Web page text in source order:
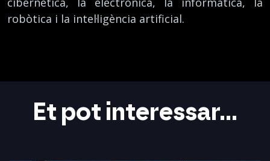
robòtica i la intel·ligència artificial.
Et pot interessar...